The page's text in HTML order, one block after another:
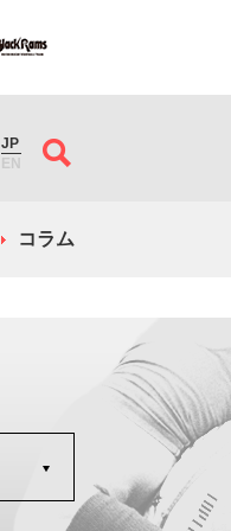
JP
EN
コラム